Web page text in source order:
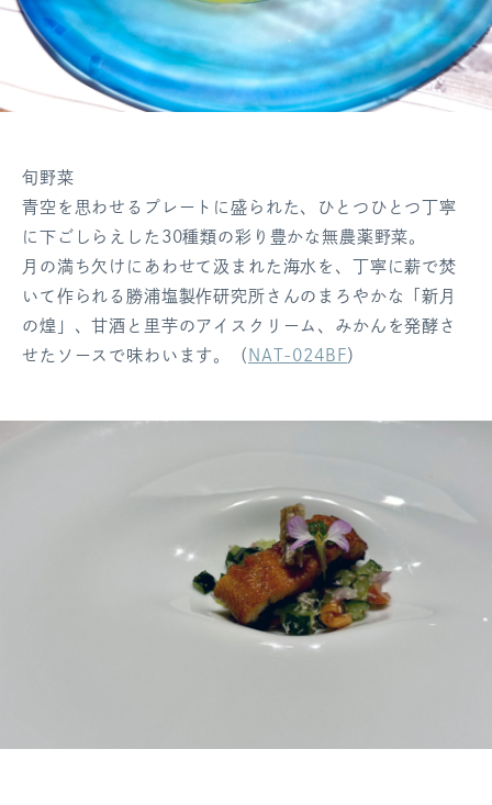
旬野菜
青空を思わせるプレートに盛られた、ひとつひとつ丁寧
に下ごしらえした30種類の彩り豊かな無農薬野菜。
月の満ち欠けにあわせて汲まれた海水を、丁寧に薪で焚
いて作られる勝浦塩製作研究所さんのまろやかな「新月
の煌」、甘酒と里芋のアイスクリーム、みかんを発酵さ
せたソースで味わいます。（ NAT-024BF ）